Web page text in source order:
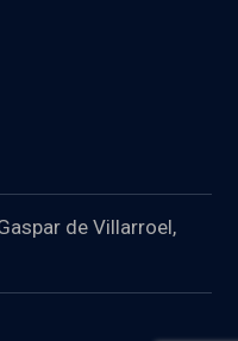
de Villarroel,